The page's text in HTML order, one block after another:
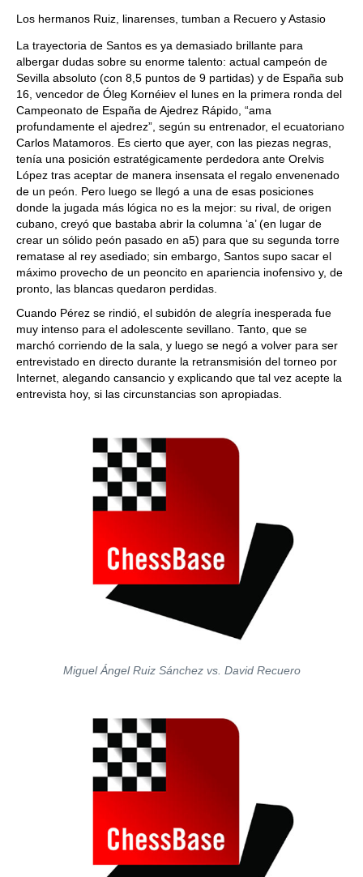
Los hermanos Ruiz, linarenses, tumban a Recuero y Astasio
La trayectoria de Santos es ya demasiado brillante para
albergar dudas sobre su enorme talento: actual campeón de
Sevilla absoluto (con 8,5 puntos de 9 partidas) y de España sub
16, vencedor de Óleg Kornéiev el lunes en la primera ronda del
Campeonato de España de Ajedrez Rápido, “ama
profundamente el ajedrez”, según su entrenador, el ecuatoriano
Carlos Matamoros. Es cierto que ayer, con las piezas negras,
tenía una posición estratégicamente perdedora ante Orelvis
López tras aceptar de manera insensata el regalo envenenado
de un peón. Pero luego se llegó a una de esas posiciones
donde la jugada más lógica no es la mejor: su rival, de origen
cubano, creyó que bastaba abrir la columna ‘a’ (en lugar de
crear un sólido peón pasado en a5) para que su segunda torre
rematase al rey asediado; sin embargo, Santos supo sacar el
máximo provecho de un peoncito en apariencia inofensivo y, de
pronto, las blancas quedaron perdidas.
Cuando Pérez se rindió, el subidón de alegría inesperada fue
muy intenso para el adolescente sevillano. Tanto, que se
marchó corriendo de la sala, y luego se negó a volver para ser
entrevistado en directo durante la retransmisión del torneo por
Internet, alegando cansancio y explicando que tal vez acepte la
entrevista hoy, si las circunstancias son apropiadas.
Miguel Ángel Ruiz Sánchez vs. David Recuero